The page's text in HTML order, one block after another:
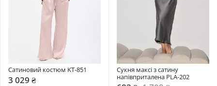
Сатиновий костюм KT-851
3 029 ₴
Сукня максі з сатину
напівприталена PLA-202